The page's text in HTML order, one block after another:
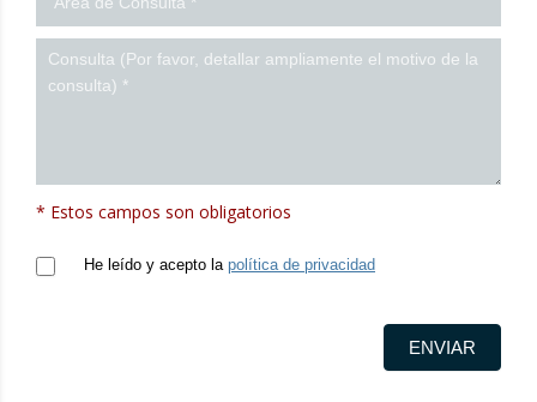
* Estos campos son obligatorios
He leído y acepto la política de privacidad
ENVIAR